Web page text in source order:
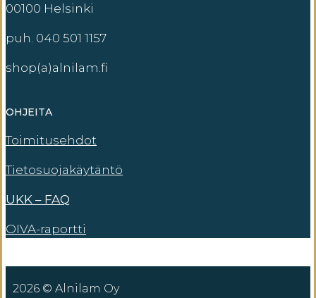
00100 Helsinki
puh. 040 501 1157
shop(a)alnilam.fi
OHJEITA
Toimitusehdot
Tietosuojakäytäntö
UKK – FAQ
OIVA-raportti
2026 © Alnilam Oy